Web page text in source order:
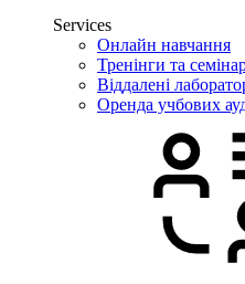
Services
Онлайн навчання
Тренінги та
Віддалені
Оренда учбових